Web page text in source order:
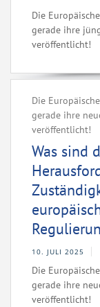
Die
gerade ihre
veröffentlicht!
Die
gerade ihre
veröffentlicht!
Was sind
10. JULI 2025
Die
gerade ihre
veröffentlicht!